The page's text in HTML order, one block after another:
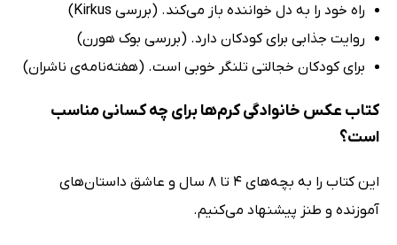
راه خود را به دل خواننده باز می‌کند. (بررسی Kirkus)
روایت جذابی برای کودکان دارد. (بررسی بوک هورن)
برای کودکان خجالتی تلنگر خوبی است. (هفته‌نامه‌ی ناشران)
کتاب عکس خانوادگی کرم‌ها برای چه کسانی مناسب
است؟
این کتاب را به بچه‌های 4 تا 8 سال و عاشق داستان‌های
آموزنده و طنز پیشنهاد می‌کنیم.